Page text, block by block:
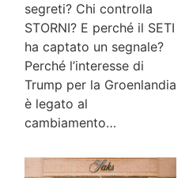
segreti? Chi controlla
STORNI? E perché il SETI
ha captato un segnale?
Perché l’interesse di
Trump per la Groenlandia
è legato al
cambiamento…